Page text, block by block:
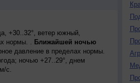
+30..32°, ветер южный,
нормы. . Ближайшей ночью
давление в пределах нормы.
ночью +27..29°, днем
с.